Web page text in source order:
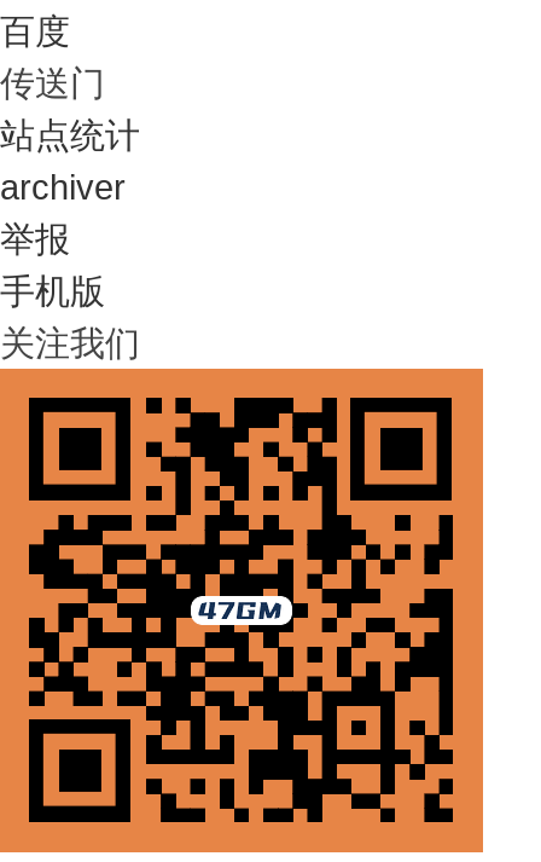
百度
传送门
站点统计
archiver
举报
手机版
关注我们